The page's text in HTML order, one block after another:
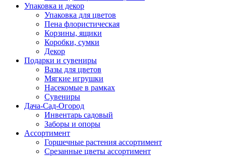
Упаковка и декор
Упаковка для цветов
Пена флористическая
Корзины, ящики
Коробки, сумки
Декор
Подарки и сувениры
Вазы для цветов
Мягкие игрушки
Насекомые в рамках
Сувениры
Дача-Сад-Огород
Инвентарь садовый
Заборы и опоры
Ассортимент
Горшечные растения ассортимент
Срезанные цветы ассортимент